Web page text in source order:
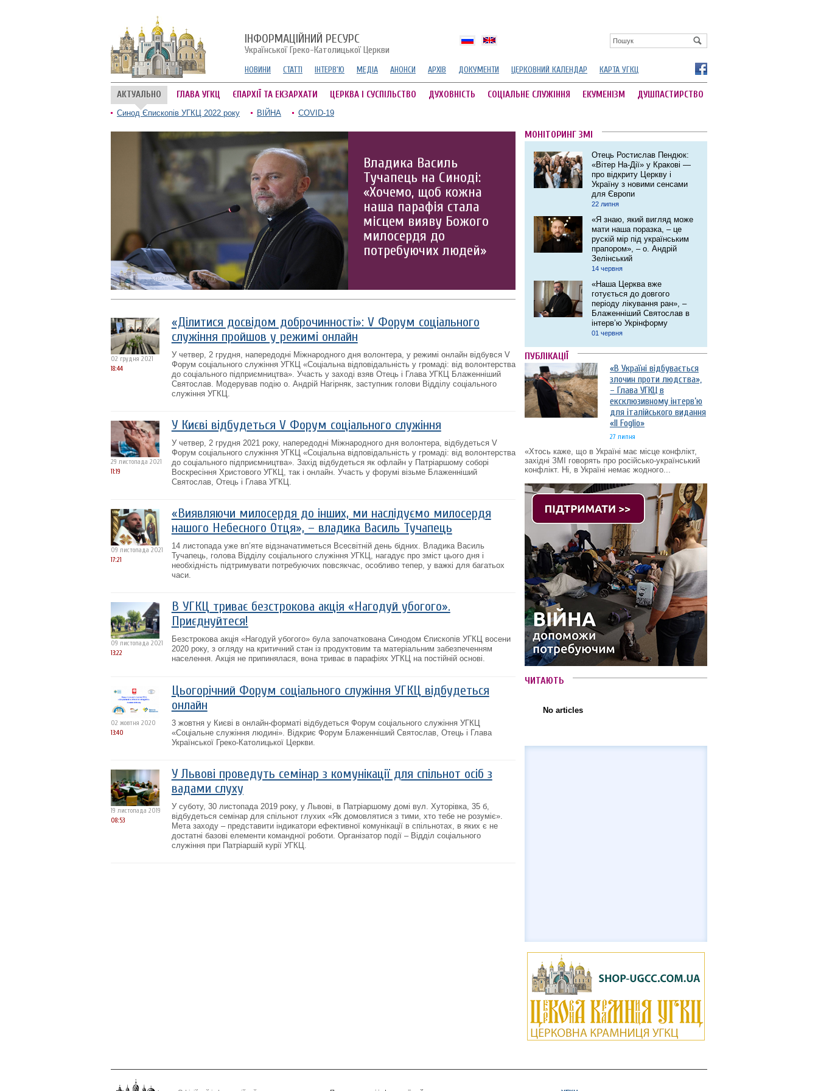
ІНФОРМАЦІЙНИЙ РЕСУРС
Української Греко-Католицької Церкви
НОВИНИ СТАТТІ ІНТЕРВ'Ю МЕДІА АНОНСИ АРХІВ ДОКУМЕНТИ ЦЕРКОВНИЙ КАЛЕНДАР КАРТА УГКЦ
АКТУАЛЬНО ГЛАВА УГКЦ ЄПАРХІЇ ТА ЕКЗАРХАТИ ЦЕРКВА І СУСПІЛЬСТВО ДУХОВНІСТЬ СОЦІАЛЬНЕ СЛУЖІННЯ ЕКУМЕНІЗМ ДУШПАСТИРСТВО
Синод Єпископів УГКЦ 2022 року ВІЙНА COVID-19
Владика Василь
Тучапець на Синоді:
«Хочемо, щоб кожна
наша парафія стала
місцем вияву Божого
милосердя до
потребуючих людей»
02 грудня 2021
18:44
«Ділитися досвідом доброчинності»: V Форум соціального
служіння пройшов у режимі онлайн
У четвер, 2 грудня, напередодні Міжнародного дня волонтера, у режимі онлайн відбувся V
Форум соціального служіння УГКЦ «Соціальна відповідальність у громаді: від волонтерства
до соціального підприємництва». Участь у заході взяв Отець і Глава УГКЦ Блаженніший
Святослав. Модерував подію о. Андрій Нагірняк, заступник голови Відділу соціального
служіння УГКЦ.
29 листопада 2021
11:19
У Києві відбудеться V Форум соціального служіння
У четвер, 2 грудня 2021 року, напередодні Міжнародного дня волонтера, відбудеться V
Форум соціального служіння УГКЦ «Соціальна відповідальність у громаді: від волонтерства
до соціального підприємництва». Захід відбудеться як офлайн у Патріаршому соборі
Воскресіння Христового УГКЦ, так і онлайн. Участь у форумі візьме Блаженніший
Святослав, Отець і Глава УГКЦ.
09 листопада 2021
17:21
«Виявляючи милосердя до інших, ми наслідуємо милосердя
нашого Небесного Отця», – владика Василь Тучапець
14 листопада уже вп’яте відзначатиметься Всесвітній день бідних. Владика Василь
Тучапець, голова Відділу соціального служіння УГКЦ, нагадує про зміст цього дня і
необхідність підтримувати потребуючих повсякчас, особливо тепер, у важкі для багатьох
часи.
09 листопада 2021
13:22
В УГКЦ триває безстрокова акція «Нагодуй убогого».
Приєднуйтеся!
Безстрокова акція «Нагодуй убогого» була започаткована Синодом Єпископів УГКЦ восени
2020 року, з огляду на критичний стан із продуктовим та матеріальним забезпеченням
населення. Акція не припинялася, вона триває в парафіях УГКЦ на постійній основі.
02 жовтня 2020
13:40
Цьогорічний Форум соціального служіння УГКЦ відбудеться
онлайн
3 жовтня у Києві в онлайн-форматі відбудеться Форум соціального служіння УГКЦ
«Соціальне служіння людині». Відкриє Форум Блаженніший Святослав, Отець і Глава
Української Греко-Католицької Церкви.
19 листопада 2019
08:53
У Львові проведуть семінар з комунікації для спільнот осіб з
вадами слуху
У суботу, 30 листопада 2019 року, у Львові, в Патріаршому домі вул. Хуторівка, 35 б,
відбудеться семінар для спільнот глухих «Як домовлятися з тими, хто тебе не розуміє».
Мета заходу – представити індикатори ефективної комунікації в спільнотах, в яких є не
достатні базові елементи командної роботи. Організатор події – Відділ соціального
служіння при Патріаршій курії УГКЦ.
МОНІТОРИНГ ЗМІ
Отець Ростислав Пендюк:
«Вітер На-Дії» у Кракові ―
про відкриту Церкву і
Україну з новими сенсами
для Європи
22 липня
«Я знаю, який вигляд може
мати наша поразка, – це
рускій мір під українським
прапором», – о. Андрій
Зелінський
14 червня
«Наша Церква вже
готується до довгого
періоду лікування ран», –
Блаженніший Святослав в
інтерв’ю Укрінформу
01 червня
ПУБЛІКАЦІЇ
«В Україні відбувається
злочин проти людства»,
– Глава УГКЦ в
ексклюзивному інтерв’ю
для італійського видання
«Il Foglio»
27 липня
«Хтось каже, що в Україні має місце конфлікт,
західні ЗМІ говорять про російсько-український
конфлікт. Ні, в Україні немає жодного...
ЧИТАЮТЬ
No articles